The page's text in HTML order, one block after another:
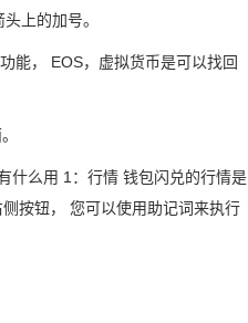
上的加号。
能， EOS，虚拟货币是可以找回
什么用 1：行情 钱包闪兑的行情是
按钮， 您可以使用助记词来执行